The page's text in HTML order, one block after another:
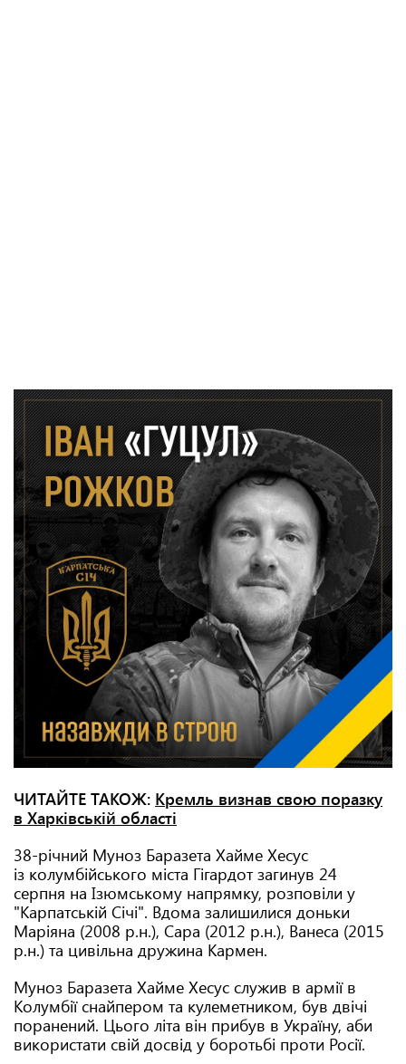
ЧИТАЙТЕ ТАКОЖ: Кремль визнав свою поразку
в Харківській області
38-річний Муноз Баразета Хайме Хесус
із колумбійського міста Гігардот загинув 24
серпня на Ізюмському напрямку, розповіли у
"Карпатській Січі". Вдома залишилися доньки
Маріяна (2008 р.н.), Сара (2012 р.н.), Ванеса (2015
р.н.) та цивільна дружина Кармен.
Муноз Баразета Хайме Хесус служив в армії в
Колумбії снайпером та кулеметником, був двічі
поранений. Цього літа він прибув в Україну, аби
використати свій досвід у боротьбі проти Росії.